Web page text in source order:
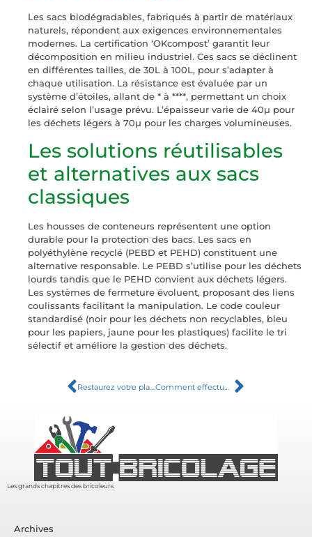
Les sacs biodégradables, fabriqués à partir de matériaux
naturels, répondent aux exigences environnementales
modernes. La certification ‘OKcompost’ garantit leur
décomposition en milieu industriel. Ces sacs se déclinent
en différentes tailles, de 30L à 100L, pour s’adapter à
chaque utilisation. La résistance est évaluée par un
système d’étoiles, allant de * à ****, permettant un choix
éclairé selon l’usage prévu. L’épaisseur varie de 40µ pour
les déchets légers à 70µ pour les charges volumineuses.
Les solutions réutilisables
et alternatives aux sacs
classiques
Les housses de conteneurs représentent une option
durable pour la protection des bacs. Les sacs en
polyéthylène recyclé (PEBD et PEHD) constituent une
alternative responsable. Le PEBD s’utilise pour les déchets
lourds tandis que le PEHD convient aux déchets légers.
Les systèmes de fermeture évoluent, proposant des liens
coulissants facilitant la manipulation. Le code couleur
standardisé (noir pour les déchets non recyclables, bleu
pour les papiers, jaune pour les plastiques) facilite le tri
sélectif et améliore la gestion des déchets.
Restaurez votre plafond en placo : Le guide ultime pour traiter les fissures
Les grands chapitres des bricoleurs
Archives